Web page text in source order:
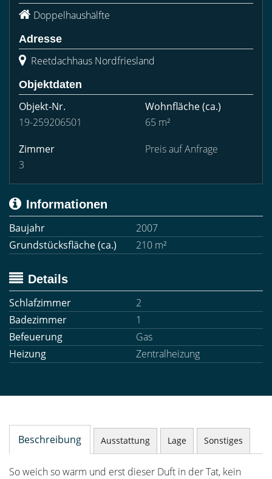
Doppelhaushälfte
Adresse
Reetdachhaus Nordfriesland
Objektdaten
Objekt-Nr.
19-259206501
Wohnfläche(ca.)
65 m²
Zimmer
3
Preis auf Anfrage
Informationen
Baujahr
2007
Grundstücksfläche (ca.)
210 m²
Details
Schlafzimmer
2
Badezimmer
1
Befeuerung
Gas
Heizung
Zentralheizung
Beschreibung Ausstattung Lage Sonstiges
So weich so warm und erst dieser Duft in der Tat, kein